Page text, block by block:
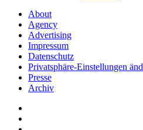
About
Agency
Advertising
Impressum
Datenschutz
Privatsphäre-Einstellungen
Presse
Archiv